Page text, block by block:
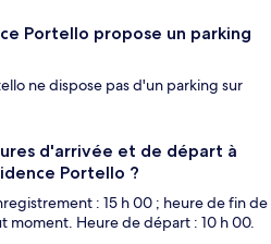
Portello propose un parking
ne dispose pas d'un parking sur
d'arrivée et de départ à
Portello ?
: 15 h 00 ; heure de fin de
moment. Heure de départ : 10 h 00.